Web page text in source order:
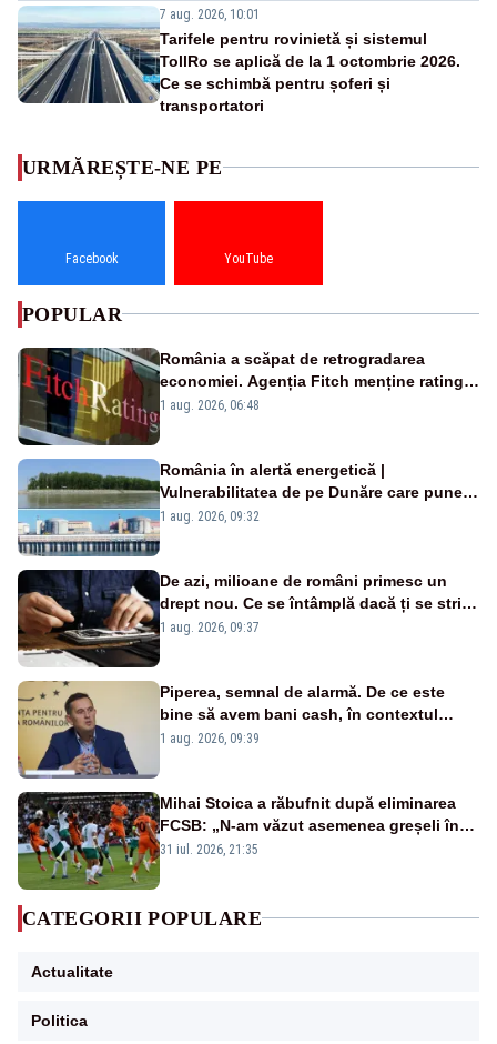
7 aug. 2026, 10:01
Tarifele pentru rovinietă și sistemul
TollRo se aplică de la 1 octombrie 2026.
Ce se schimbă pentru șoferi și
transportatori
URMĂREȘTE-NE PE
Facebook YouTube
POPULAR
România a scăpat de retrogradarea
economiei. Agenția Fitch menține ratingul
„BBB-” cu perspectivă negativă
1 aug. 2026, 06:48
România în alertă energetică |
Vulnerabilitatea de pe Dunăre care pune
în pericol Centrala Cernavodă era
1 aug. 2026, 09:32
De azi, milioane de români primesc un
drept nou. Ce se întâmplă dacă ți se strică
un produs
1 aug. 2026, 09:37
Piperea, semnal de alarmă. De ce este
bine să avem bani cash, în contextul
alertei energetice?
1 aug. 2026, 09:39
Mihai Stoica a răbufnit după eliminarea
FCSB: „N-am văzut asemenea greșeli în
190 de meciuri europene”
31 iul. 2026, 21:35
CATEGORII POPULARE
Actualitate
Politica